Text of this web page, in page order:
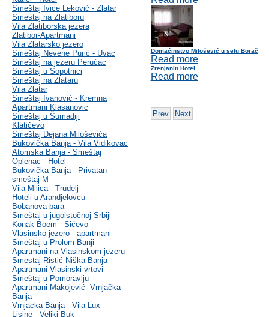
Smeštaj Ivice Leković - Zlatar
Smestaj na Zlatiboru
Vila Zlatiborska jezera
Zlatibor-Apartmani
Vila Zlatarsko jezero
Smeštaj Nevene Purić - Uvac
Smeštaj na jezeru Perućac
Smeštaj u Sopotnici
Smeštaj na Zlataru
Vila Zlatar
Smeštaj Ivanović - Kremna
Apartmani Klasanovic
Smeštaj u Šumadiji
Klatičevo
Smeštaj Dejana Miloševića
Bukovička Banja - Vila Vidikovac
Atomska Banja - Smeštaj
Oplenac - Hotel
Bukovička Banja - Privatan
smeštaj M
Vila Milica - Trudelj
Hoteli u Arandjelovcu
Bobanova bara
Smeštaj u jugoistočnoj Srbiji
Konak Boem - Sićevo
Vlasinsko jezero - apartmani
Smeštaj u Prolom Banji
Apartmani na Vlasinskom jezeru
Smestaj Ristić Niška Banja
Apartmani Vlasinski vrtovi
Smeštaj u Pomoravlju
Apartmani Makojević- Vrnjačka
Banja
Vrnjacka Banja - Vila Lux
Lisine - Veliki Buk
Domaćinstvo Milošević u selu Borač
Read more
Zrenjanin Hotel
Read more
Prev Next